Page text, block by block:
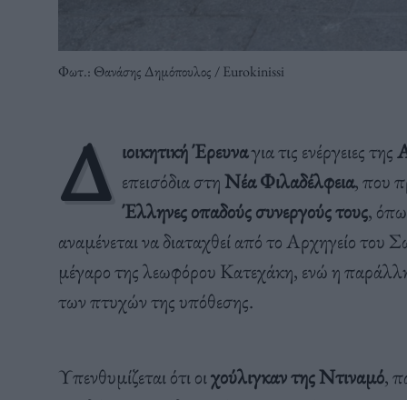
Φωτ.: Θανάσης Δημόπουλος / Eurokinissi
Δ ιοικητική Έρευναγια τις ενέργειες της
επεισόδια στηΝέα Φιλαδέλφεια, που
Έλληνες οπαδούς συνεργούς τους,
αναμένεται να διαταχθεί από το Αρχηγείο
μέγαρο της λεωφόρου Κατεχάκη, ενώ η
των πτυχών της υπόθεσης.
Υπενθυμίζεται ότι οιχούλιγκαν της Ντιναμό,